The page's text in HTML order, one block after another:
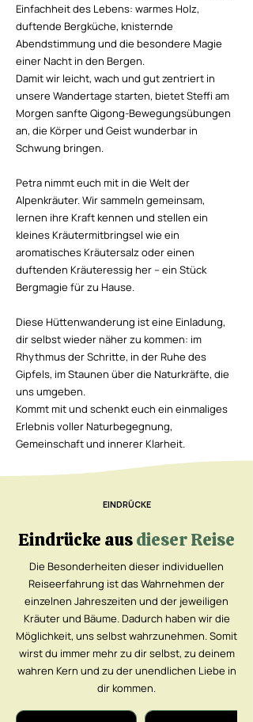
Einfachheit des Lebens: warmes Holz,
duftende Bergküche, knisternde
Abendstimmung und die besondere Magie
einer Nacht in den Bergen.
Damit wir leicht, wach und gut zentriert in
unsere Wandertage starten, bietet Steffi am
Morgen sanfte Qigong-Bewegungsübungen
an, die Körper und Geist wunderbar in
Schwung bringen.
Petra nimmt euch mit in die Welt der
Alpenkräuter. Wir sammeln gemeinsam,
lernen ihre Kraft kennen und stellen ein
kleines Kräutermitbringsel wie ein
aromatisches Kräutersalz oder einen
duftenden Kräuteressig her – ein Stück
Bergmagie für zu Hause.
Diese Hüttenwanderung ist eine Einladung,
dir selbst wieder näher zu kommen: im
Rhythmus der Schritte, in der Ruhe des
Gipfels, im Staunen über die Naturkräfte, die
uns umgeben.
Kommt mit und schenkt euch ein einmaliges
Erlebnis voller Naturbegegnung,
Gemeinschaft und innerer Klarheit.
EINDRÜCKE
Eindrücke ausdieser Reise
Die Besonderheiten dieser individuellen
Reiseerfahrung ist das Wahrnehmen der
einzelnen Jahreszeiten und der jeweiligen
Kräuter und Bäume. Dadurch haben wir die
Möglichkeit, uns selbst wahrzunehmen. Somit
wirst du immer mehr zu dir selbst, zu deinem
wahren Kern und zu der unendlichen Liebe in
dir kommen.